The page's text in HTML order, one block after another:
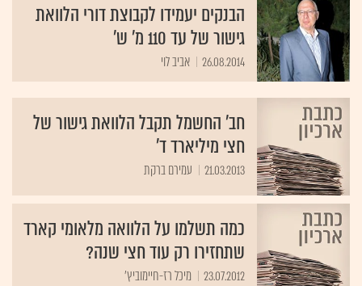
הבנקים יעמידו לקבוצת דורי הלוואת
גישור של עד 110 מ' ש'
26.08.2014 אביב לוי
חב' החשמל תקבל הלוואת גישור של
חצי מיליארד ד'
21.03.2013 עמירם ברקת
כמה תשלמו על הלוואה מלאומי קארד
שתחזירו רק עוד חצי שנה?
23.07.2012 מיכל רז-חיימוביץ'